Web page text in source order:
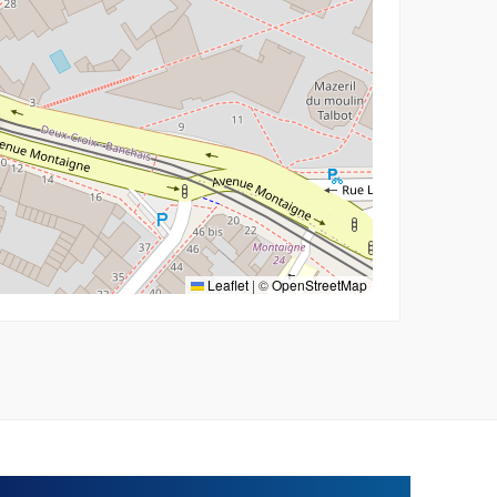
Leaflet | ©OpenStreetMap